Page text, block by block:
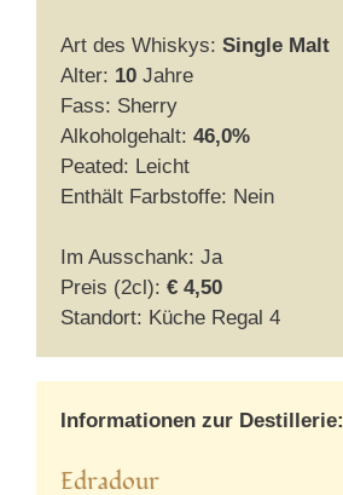
Art des Whiskys: Single Malt
Alter: 10 Jahre
Fass: Sherry
Alkoholgehalt: 46,0%
Peated: Leicht
Enthält Farbstoffe: Nein
Im Ausschank: Ja
Preis (2cl): € 4,50
Standort: Küche Regal 4
Informationen zur Destillerie:
Edradour